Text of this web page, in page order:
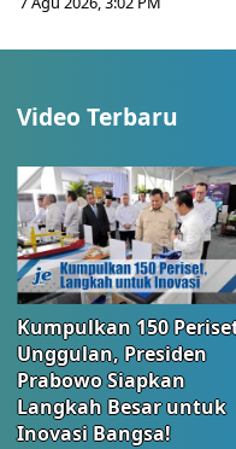
Video Terbaru
Kumpulkan 150
Unggulan, Presiden
Prabowo Siapkan
Langkah Besar untuk
Inovasi Bangsa!